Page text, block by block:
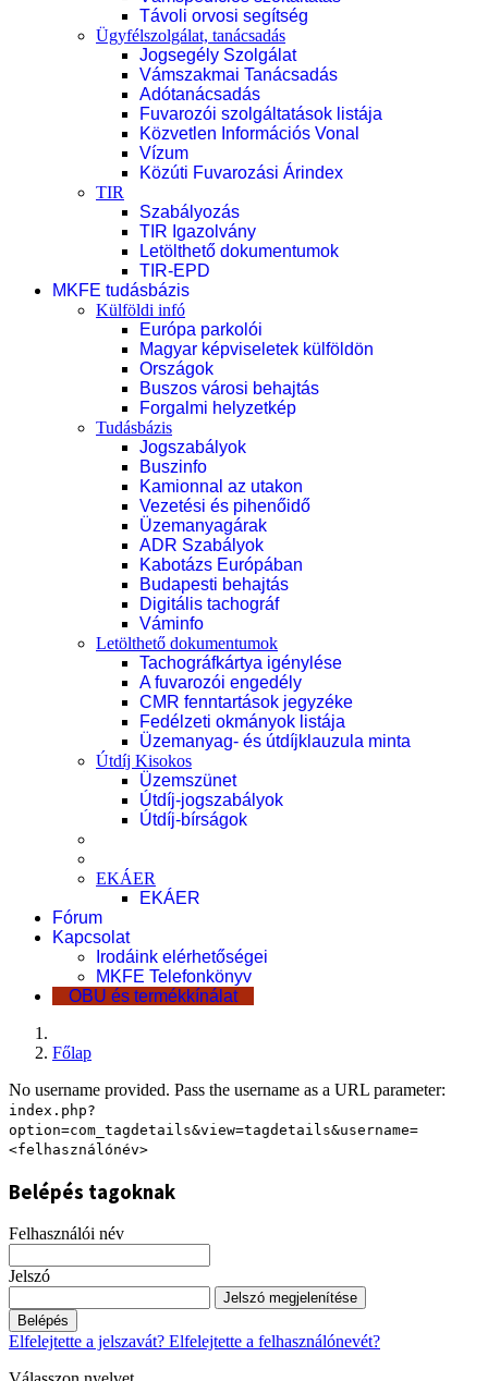
Távoli orvosi segítség
Ügyfélszolgálat, tanácsadás
Jogsegély Szolgálat
Vámszakmai Tanácsadás
Adótanácsadás
Fuvarozói szolgáltatások listája
Közvetlen Információs Vonal
Vízum
Közúti Fuvarozási Árindex
TIR
Szabályozás
TIR Igazolvány
Letölthető dokumentumok
TIR-EPD
MKFE tudásbázis
Külföldi infó
Európa parkolói
Magyar képviseletek külföldön
Országok
Buszos városi behajtás
Forgalmi helyzetkép
Tudásbázis
Jogszabályok
Buszinfo
Kamionnal az utakon
Vezetési és pihenőidő
Üzemanyagárak
ADR Szabályok
Kabotázs Európában
Budapesti behajtás
Digitális tachográf
Váminfo
Letölthető dokumentumok
Tachográfkártya igénylése
A fuvarozói engedély
CMR fenntartások jegyzéke
Fedélzeti okmányok listája
Üzemanyag- és útdíjklauzula minta
Útdíj Kisokos
Üzemszünet
Útdíj-jogszabályok
Útdíj-bírságok
EKÁER
EKÁER
Fórum
Kapcsolat
Irodáink elérhetőségei
MKFE Telefonkönyv
OBU és termékkínálat
Főlap
No username provided. Pass the username as a URL parameter:
index.php?
option=com_tagdetails&view=tagdetails&username=
<felhasználónév>
Belépés tagoknak
Felhasználói név
Jelszó
Jelszó megjelenítése
Belépés
Elfelejtette a jelszavát? Elfelejtette a felhasználónevét?